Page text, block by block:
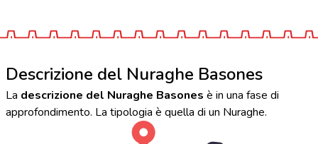
Descrizione del Nuraghe Basones
La descrizione del Nuraghe Basones è in una fase di
approfondimento. La tipologia è quella di un Nuraghe.